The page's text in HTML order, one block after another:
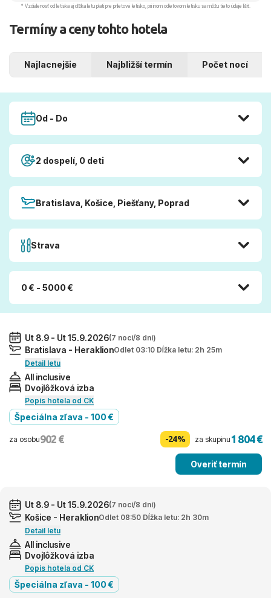
* Vzdialenosť od letiska aj dľžka letu platí pre príletové letisko, pri inom odletovom letisku sa môžu tieto údaje líšiť.
Termíny a ceny tohto hotela
Najlacnejšie Najbližší termín Počet nocí
Od - Do
2 dospelí, 0 deti
Bratislava, Košice, Piešťany, Poprad
Strava
0 € - 5000 €
Ut 8.9 - Ut 15.9.2026(7 nocí/8 dní)
Bratislava - HeraklionOdlet 03:10 Dĺžka letu: 2h 25m
Detail letu
All inclusive
Dvojlôžková izba
Popis hotela od CK
Špeciálna zľava - 100 €
za osobu902 € -24% za skupinu1 804 €
Overiť termín
Ut 8.9 - Ut 15.9.2026(7 nocí/8 dní)
Košice - HeraklionOdlet 08:50 Dĺžka letu: 2h 30m
Detail letu
All inclusive
Dvojlôžková izba
Popis hotela od CK
Špeciálna zľava - 100 €